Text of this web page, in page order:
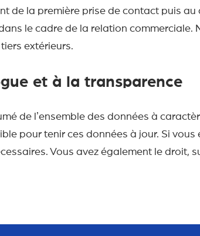
de la première prise de contact puis
le cadre de la relation commerciale.
extérieurs.
et à la transparence
de lʼensemble des données à
pour tenir ces données à jour. Si
Vous avez également le droit,